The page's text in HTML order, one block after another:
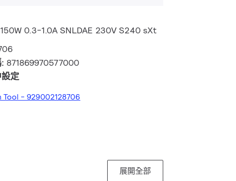
0.3-1.0A SNLDAE 230V S240 sXt
871869970577000
定
Tool - 929002128706
展開全部